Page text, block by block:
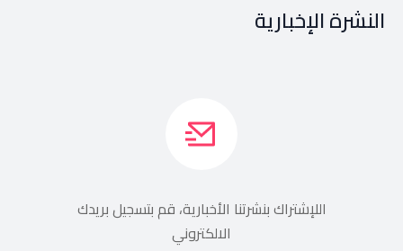
النشرة الإخبارية
اللإشتراك بنشرتنا الأخبارية، قم بتسجيل بريدك
الالكتروني